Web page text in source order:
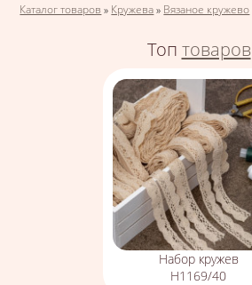
Вы здесь
Каталог товаров » Кружева » Вязаное кружево
Топ товаров
Набор кружев
Н1169/40